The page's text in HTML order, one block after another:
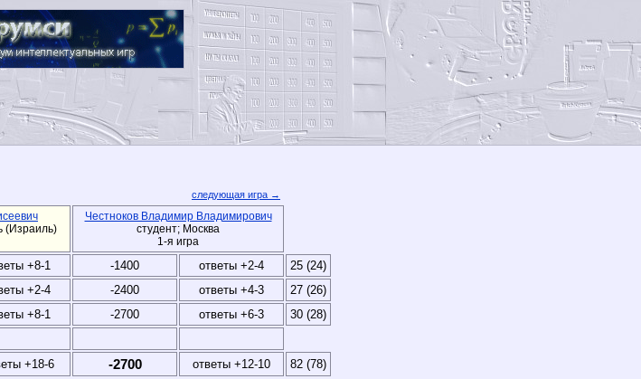
следующая игра →
(Израиль)
Честноков Владимир Владимирович
студент; Москва
1-я игра
+8-1 -1400 ответы +2-4
25 (24)
+2-4 -2400 ответы +4-3
27 (26)
+8-1 -2700 ответы +6-3
30 (28)
+18-6 -2700 ответы +12-10 82 (78)